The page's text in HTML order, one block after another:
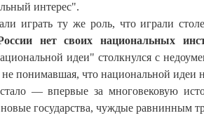
интерес".
играть ту же роль, что играли
нет своих национальных
идеи" столкнулся с
понимавшая, что национальной идеи
— впервые за многовековую
государства, чуждые равнинным